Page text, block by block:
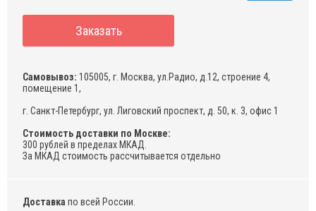
Заказать
Самовывоз: 105005, г. Москва, ул.Радио, д.12, строение 4,
помещение 1,
г. Санкт-Петербург, ул. Лиговский проспект, д. 50, к. 3, офис 1
Стоимость доставки по Москве:
300 рублей в пределах МКАД.
За МКАД стоимость рассчитывается отдельно
Доставка по всей России.